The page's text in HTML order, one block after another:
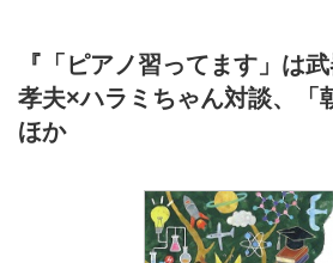
『「ピアノ習ってます」は
孝夫×ハラミちゃん対談、「
ほか